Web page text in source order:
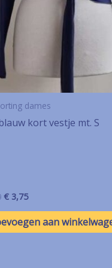
dames
kort vestje mt. S
Oorspronkelijke
was:
€ 7,50.
€ 3,75Huidige
is:
€ 3,75.
aan